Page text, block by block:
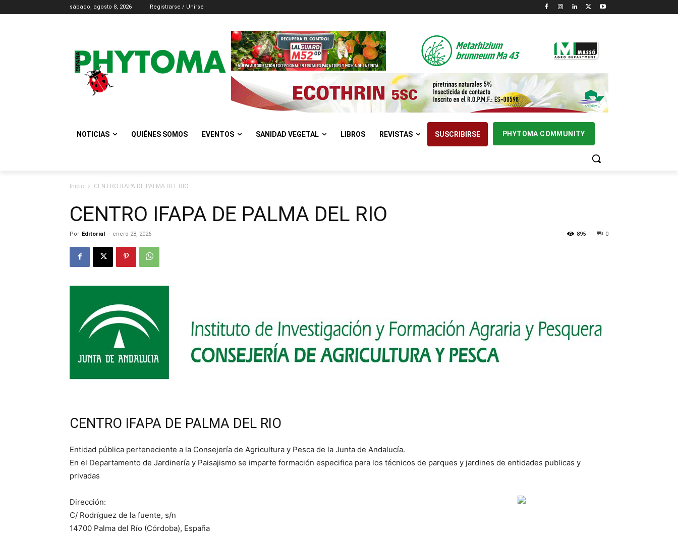
sábado, agosto 8, 2026 Registrarse / Unirse
NOTICIAS QUIÉNES SOMOS EVENTOS SANIDAD VEGETAL LIBROS REVISTAS SUSCRIBIRSE PHYTOMA COMMUNITY
Inicio CENTRO IFAPA DE PALMA DEL RIO
CENTRO IFAPA DE PALMA DEL RIO
Por Editorial - enero 28, 2026 0
895
CENTRO IFAPA DE PALMA DEL RIO
Entidad pública perteneciente a la Consejería de Agricultura y Pesca de la Junta de Andalucía.
En el Departamento de Jardinería y Paisajismo se imparte formación especifica para los técnicos de parques y jardines de entidades publicas y
privadas
Dirección:
C/ Rodríguez de la fuente, s/n
14700 Palma del Río (Córdoba), España